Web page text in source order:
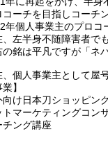
コーチを目指しコーチ
年個人事業主のプロコ
、左半身不随障害者で
の銘は平凡ですが「ネ
、個人事業主として屋
業】
向け日本刀ショッピン
トマーケティングコン
チング講座